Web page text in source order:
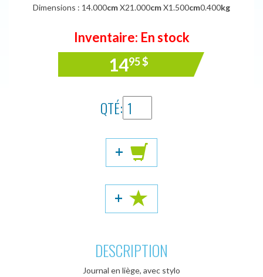
Dimensions : 14.000cmX21.000cmX1.500cm0.400kg
Inventaire: En stock
1495$
QTÉ:
+
+
DESCRIPTION
Journal en liège, avec stylo